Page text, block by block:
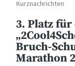
Kurznachrichten
3. Platz
Bruch-
Marathon